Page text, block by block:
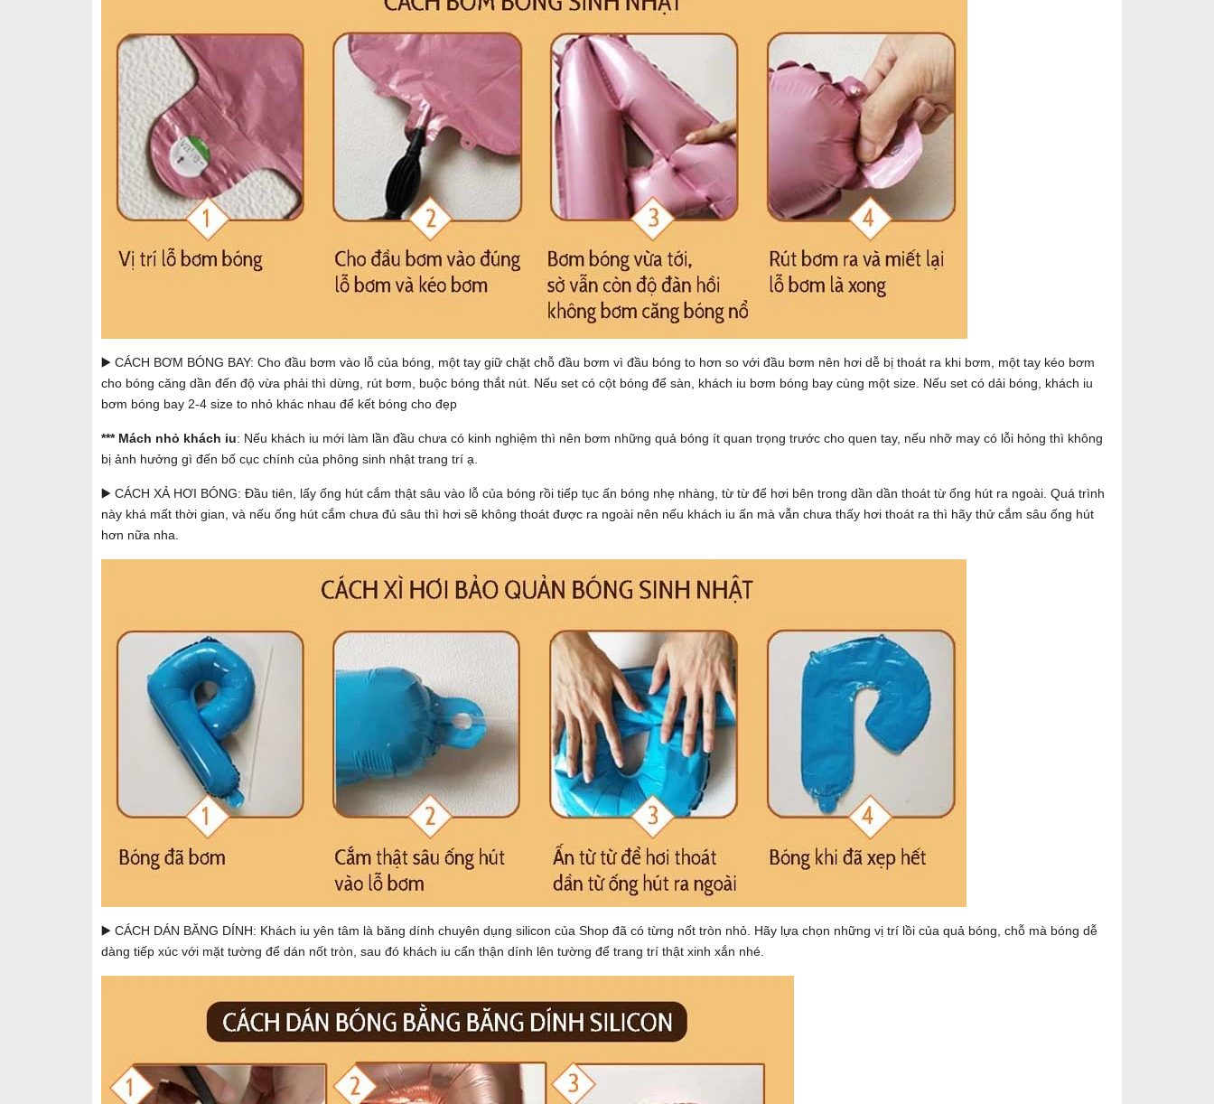
▶️ CÁCH BƠM BÓNG BAY: Cho đầu bơm vào lỗ của bóng, một tay giữ chặt chỗ đầu bơm vì đầu bóng to hơn so với đầu bơm nên hơi dễ bị thoát ra khi bơm, một tay kéo bơm
cho bóng căng dần đến độ vừa phải thì dừng, rút bơm, buộc bóng thắt nút. Nếu set có cột bóng để sàn, khách iu bơm bóng bay cùng một size. Nếu set có dải bóng, khách iu
bơm bóng bay 2-4 size to nhỏ khác nhau để kết bóng cho đẹp
*** Mách nhỏ khách iu: Nếu khách iu mới làm lần đầu chưa có kinh nghiệm thì nên bơm những quả bóng ít quan trọng trước cho quen tay, nếu nhỡ may có lỗi hỏng thì không
bị ảnh hưởng gì đến bố cục chính của phông sinh nhật trang trí ạ.
▶️ CÁCH XẢ HƠI BÓNG: Đầu tiên, lấy ống hút cắm thật sâu vào lỗ của bóng rồi tiếp tục ấn bóng nhẹ nhàng, từ từ để hơi bên trong dần dần thoát từ ống hút ra ngoài. Quá trình
này khá mất thời gian, và nếu ống hút cắm chưa đủ sâu thì hơi sẽ không thoát được ra ngoài nên nếu khách iu ấn mà vẫn chưa thấy hơi thoát ra thì hãy thử cắm sâu ống hút
hơn nữa nha.
▶️ CÁCH DÁN BĂNG DÍNH: Khách iu yên tâm là băng dính chuyên dụng silicon của Shop đã có từng nốt tròn nhỏ. Hãy lựa chọn những vị trí lồi của quả bóng, chỗ mà bóng dễ
dàng tiếp xúc với mặt tường để dán nốt tròn, sau đó khách iu cẩn thận dính lên tường để trang trí thật xinh xắn nhé.